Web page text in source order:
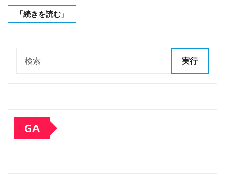
「続きを読む」
実行
GA